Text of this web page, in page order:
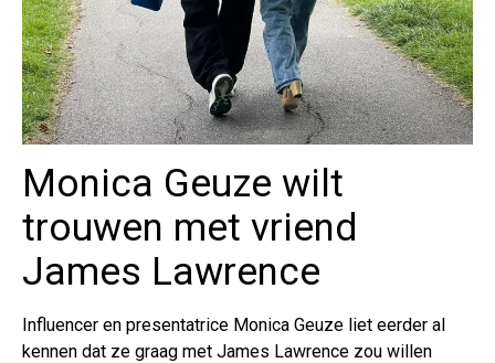
Monica Geuze wilt
trouwen met vriend
James Lawrence
Influencer en presentatrice Monica Geuze liet eerder al
kennen dat ze graag met James Lawrence zou willen